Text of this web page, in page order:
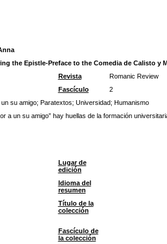
the Epistle-Preface to the Comedia de Calisto y
Revista
Romanic Review
Fascículo
2
su amigo; Paratextos; Universidad; Humanismo
a un su amigo” hay huellas de la formación
Lugar de
edición
Idioma del
resumen
Título de la
colección
Fascículo de
la colección